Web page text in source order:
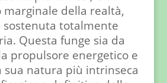
della realtà,
sostenuta totalmente
Questa funge sia da
propulsore energetico e
sua natura più intrinseca